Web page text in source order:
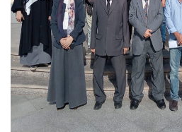
أهم الأخبار
مشروع شمس BE GREEN
سفراء المناخ